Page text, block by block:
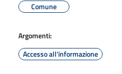
Comune
Argomenti:
Accesso all'informazione